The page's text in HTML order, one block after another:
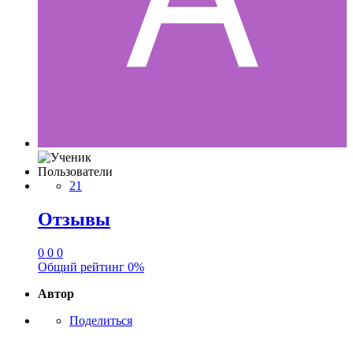
Пользователи
21
Отзывы
0 0 0
Общий рейтинг 0%
Автор
Поделиться